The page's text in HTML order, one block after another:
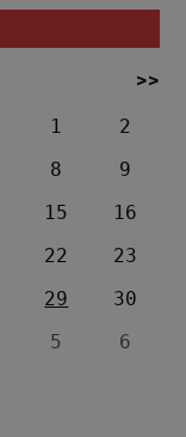
>>
1
2
8
9
15
16
22
23
29
30
5 6